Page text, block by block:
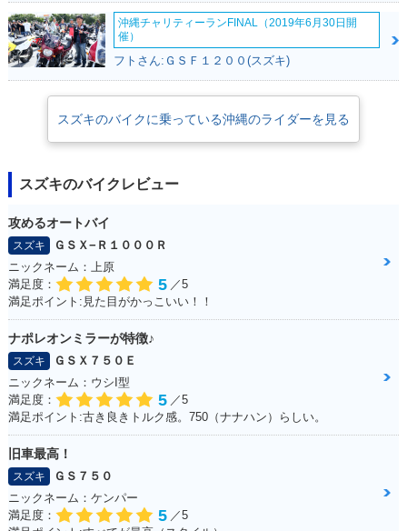
沖縄チャリティーランFINAL（2019年6月30日開
催）
フトさん:ＧＳＦ１２００(スズキ)
スズキのバイクに乗っている沖縄のライダーを見る
スズキのバイクレビュー
攻めるオートバイ
スズキ
ＧＳＸ−Ｒ１０００Ｒ
ニックネーム：上原
満足度：
5 ／5
満足ポイント:見た目がかっこいい！！
ナポレオンミラーが特徴♪
スズキ
ＧＳＸ７５０Ｅ
ニックネーム：ウシI型
満足度：
5 ／5
満足ポイント:古き良きトルク感。750（ナナハン）らしい。
旧車最高！
スズキ
ＧＳ７５０
ニックネーム：ケンパー
満足度：
5 ／5